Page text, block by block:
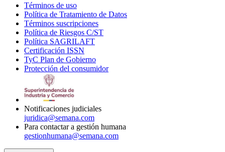
Términos de uso
in
new
window
Política de Tratamiento de Datos
Términos suscripciones
in
Política de Riesgos C/ST
Política SAGRILAFT
new
window
Certificación ISSN
in
new
TyC Plan de Gobierno
in
Protección del consumidorOpens
Notificaciones judiciales
juridica@semana.com
Para contactar a gestión humana
gestionhumana@semana.com